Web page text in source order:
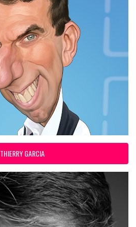
THIERRY GARCIA